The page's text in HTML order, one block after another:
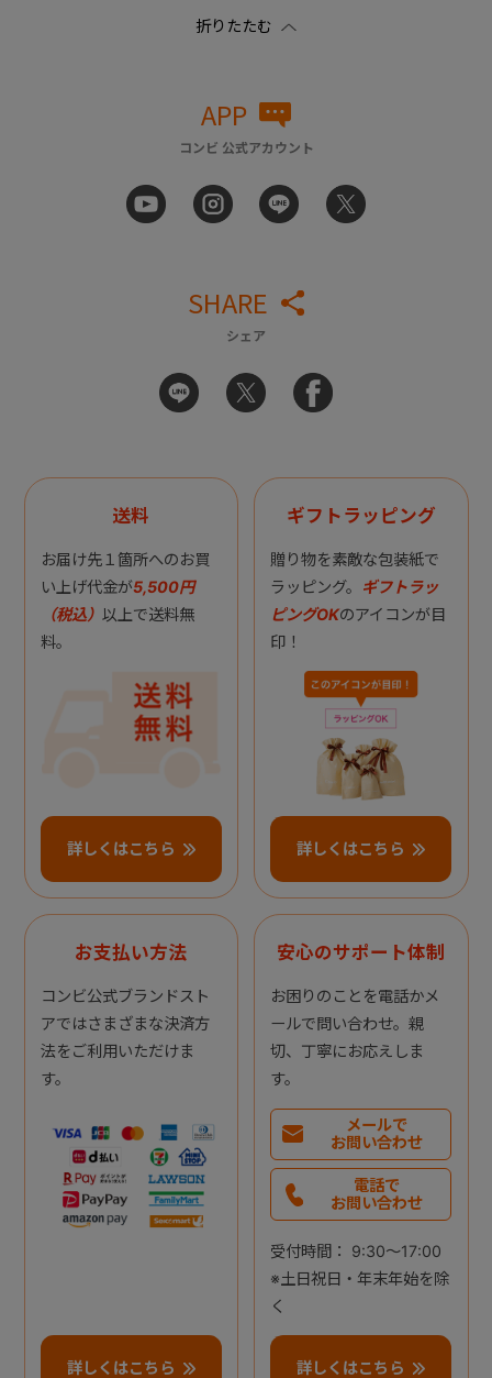
APP
コンビ 公式アカウント
SHARE
シェア
送料
お届け先１箇所へのお買
い上げ代金が5,500円
（税込） 以上で送料無
料。
詳しくはこちら
ギフトラッピング
贈り物を素敵な包装紙で
ラッピング。 ギフトラッ
ピングOKのアイコンが目
印！
詳しくはこちら
お支払い方法
コンビ公式ブランドスト
アではさまざまな決済方
法をご利用いただけま
す。
詳しくはこちら
安心のサポート体制
お困りのことを電話かメ
ールで問い合わせ。親
切、丁寧にお応えしま
す。
メールで
お問い合わせ
電話で
お問い合わせ
受付時間： 9:30～17:00
※土日祝日・年末年始を除
く
詳しくはこちら